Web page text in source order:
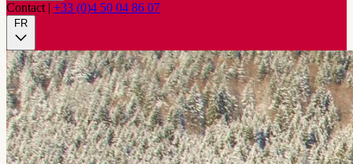
Contact | +33 (0)4 50 04 86 07
FR